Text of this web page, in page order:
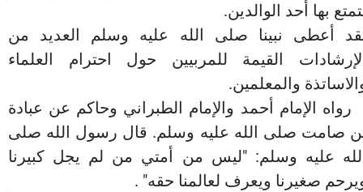
بها أحد الوالدين.
أعطى نبينا صلى الله عليه وسلم العديد من
القيمة للمربيين حول احترام العلماء
والمعلمين.
الإمام أحمد والإمام الطبراني وحاكم عن عبادة
صامت صلى الله عليه وسلم. قال رسول الله صلى
عليه وسلم: "ليس من أمتي من لم يجل كبيرنا
صغيرنا ويعرف لعالمنا حقه"
.